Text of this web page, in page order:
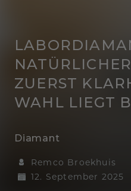
ZUERST
WAHL LIEGT
Diamant
Remco Broekhuis
12. September 2025